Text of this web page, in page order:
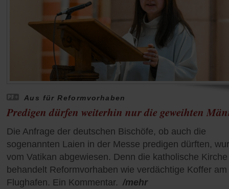
Aus für Reformvorhaben
Predigen dürfen weiterhin nur die geweihten
Die Anfrage der deutschen Bischöfe, ob auch die
sogenannten Laien in der Messe predigen dürften,
vom Vatikan abgewiesen. Denn die katholische Kirche
behandelt Reformvorhaben wie verdächtige Koffer am
Flughafen. Ein Kommentar. /mehr